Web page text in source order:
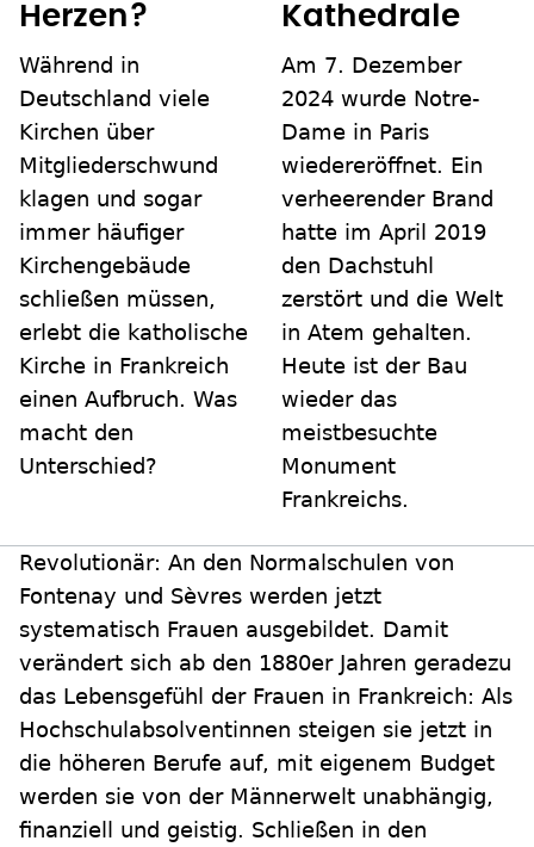
Herzen?
Während in
Deutschland viele
Kirchen über
Mitgliederschwund
klagen und sogar
immer häufiger
Kirchengebäude
schließen müssen,
erlebt die katholische
Kirche in Frankreich
einen Aufbruch. Was
macht den
Unterschied?
Kathedrale
Am 7. Dezember
2024 wurde Notre-
Dame in Paris
wiedereröffnet. Ein
verheerender Brand
hatte im April 2019
den Dachstuhl
zerstört und die Welt
in Atem gehalten.
Heute ist der Bau
wieder das
meistbesuchte
Monument
Frankreichs.
Revolutionär: An den Normalschulen von
Fontenay und Sèvres werden jetzt
systematisch Frauen ausgebildet. Damit
verändert sich ab den 1880er Jahren geradezu
das Lebensgefühl der Frauen in Frankreich: Als
Hochschulabsolventinnen steigen sie jetzt in
die höheren Berufe auf, mit eigenem Budget
werden sie von der Männerwelt unabhängig,
finanziell und geistig. Schließen in den